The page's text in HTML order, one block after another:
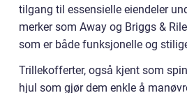
tilgang til essensielle eiendeler
merker som Away og Briggs &
som er både funksjonelle og
Trillekofferter, også kjent som
hjul som gjør dem enkle å